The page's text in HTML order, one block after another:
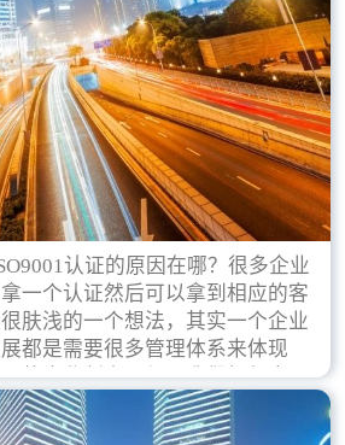
认证的原因在哪？很多企业
一个认证然后可以拿到相应的客
肤浅的一个想法，其实一个企业
都是需要很多管理体系来体现
的企业创立，但是我们如何去证
有质量保证了？这就是ISO9001
，那么键锋小编就来细说下企业